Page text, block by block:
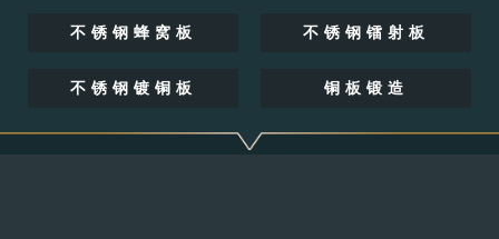
不锈钢蜂窝板 不锈钢镭射板
不锈钢镀铜板 铜板锻造